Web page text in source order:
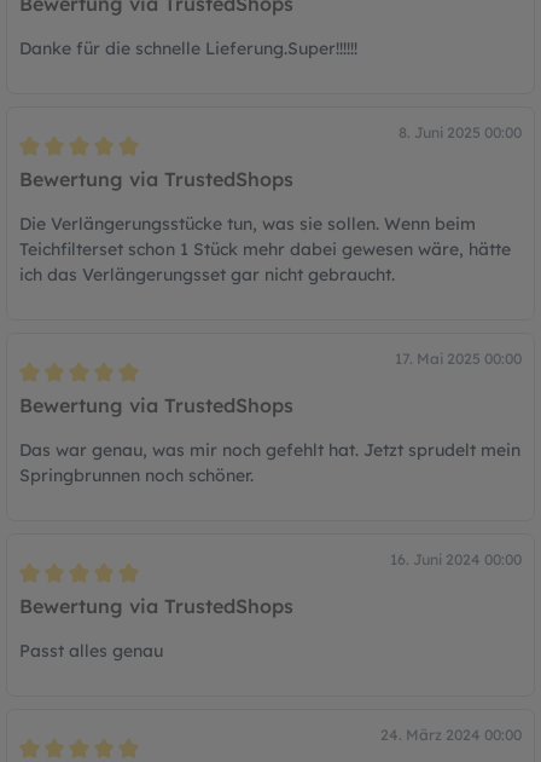
Danke für die schnelle Lieferung.Super!!!!!!
8. Juni 2025 00:00
Bewertung mit 5 von 5 Sternen
Bewertung via TrustedShops
Die Verlängerungsstücke tun, was sie sollen. Wenn beim
Teichfilterset schon 1 Stück mehr dabei gewesen wäre, hätte
ich das Verlängerungsset gar nicht gebraucht.
17. Mai 2025 00:00
Bewertung mit 5 von 5 Sternen
Bewertung via TrustedShops
Das war genau, was mir noch gefehlt hat. Jetzt sprudelt mein
Springbrunnen noch schöner.
16. Juni 2024 00:00
Bewertung mit 5 von 5 Sternen
Bewertung via TrustedShops
Passt alles genau
24. März 2024 00:00